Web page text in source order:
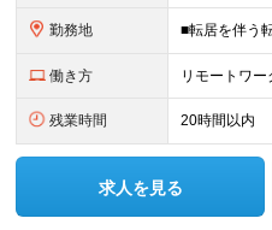
勤務地
働き方 リモートワ
残業時間 20時間以内
求人を見る